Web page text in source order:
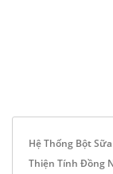
Hệ Thống Bột
Thiện Tính Đồng